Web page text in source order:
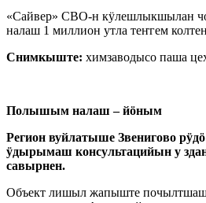
«Сайвер» СВО-н кӱлешлыкшылан
налаш 1 миллион утла теҥгем
Снимкыште: химзаводысо паша
Полышым налаш – йӧным
Регион вуйлатыше Звенигово
ӱдырымаш консультацийын у
савырнен.
Объект лишыл жапыште